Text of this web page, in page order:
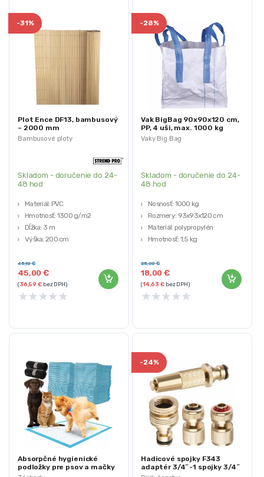
Bambusové ploty
-31%
Plot Ence DF13, bambusový
– 2000 mm
Skladom - doručenie do 24-
48 hod
Materiál: PVC
Hmotnosť: 1300 g/m2
Dĺžka: 3 m
Výška: 200 cm
45,00€
65,10€
(36,59€bez DPH)
★★★★★
Vaky Big Bag
-28%
Vak BigBag 90x90x120 cm,
PP, 4 uši, max. 1000 kg
Skladom - doručenie do 24-
48 hod
Nosnosť: 1000 kg
Rozmery: 93x93x120 cm
Materiál: polypropylén
Hmotnosť: 1,5 kg
18,00€
25,00€
(14,63€bez DPH)
★★★★★
Absorpčné hygienické
podložky pre psov a mačky
100ks + vrecká
-24%
Hadicové spojky F343
adaptér 3/4″-1 spojky 3/4″
dýza